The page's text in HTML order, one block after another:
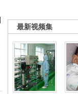
最新视频集